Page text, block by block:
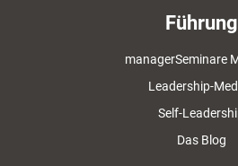
Führung
managerSeminare
Leadership-
Self-
Das Blog